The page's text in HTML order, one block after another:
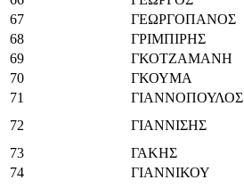
67
ΓΕΩΡΓΟΠΑΝΟΣ
68
ΓΡΙΜΠΙΡΗΣ
69
ΓΚΟΤΖΑΜΑΝΗ
70
ΓΚΟΥΜΑ
71
ΓΙΑΝΝΟΠΟΥΛΟΣ
72
ΓΙΑΝΝΙΣΗΣ
73
ΓΑΚΗΣ
74
ΓΙΑΝΝΙΚΟΥ